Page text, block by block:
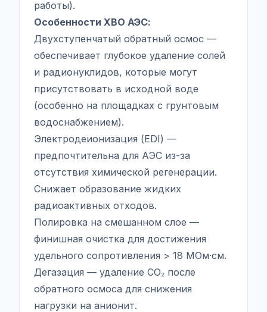
работы).
Особенности ХВО АЭС:
Двухступенчатый обратный осмос —
обеспечивает глубокое удаление солей
и радионуклидов, которые могут
присутствовать в исходной воде
(особенно на площадках с грунтовым
водоснабжением).
Электродеионизация (EDI) —
предпочтительна для АЭС из-за
отсутствия химической регенерации.
Снижает образование жидких
радиоактивных отходов.
Полировка на смешанном слое —
финишная очистка для достижения
удельного сопротивления > 18 МОм·см.
Дегазация — удаление CO₂ после
обратного осмоса для снижения
нагрузки на анионит.